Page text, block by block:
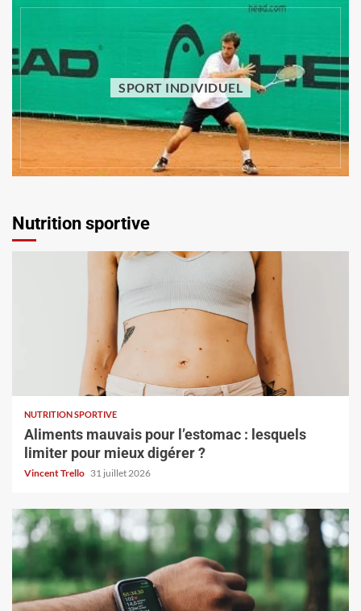
SPORT EXTÉRIEUR
Améliorez vos compétences en plongée avec un
cours sur-mesure pour explorer les profondeurs
27 juillet 2026
SPORT INDIVIDUEL
Nutrition sportive
NUTRITION SPORTIVE
Aliments mauvais pour l’estomac : lesquels
limiter pour mieux digérer ?
Vincent Trello 31 juillet 2026